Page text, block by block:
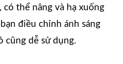
thể nâng và hạ xuống
điều chỉnh ánh sáng
cũng dễ sử dụng.